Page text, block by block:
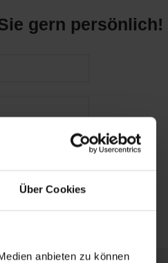
Über Cookies
anbieten zu können
gern persönlich!